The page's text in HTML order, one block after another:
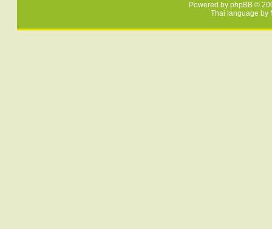
Powered by phpBB ©
Thai language by